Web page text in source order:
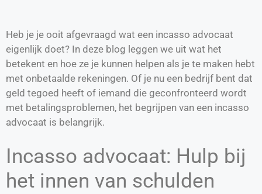
Heb je je ooit afgevraagd wat een incasso advocaat
eigenlijk doet? In deze blog leggen we uit wat het
betekent en hoe ze je kunnen helpen als je te maken hebt
met onbetaalde rekeningen. Of je nu een bedrijf bent dat
geld tegoed heeft of iemand die geconfronteerd wordt
met betalingsproblemen, het begrijpen van een incasso
advocaat is belangrijk.
Incasso advocaat: Hulp bij
het innen van schulden